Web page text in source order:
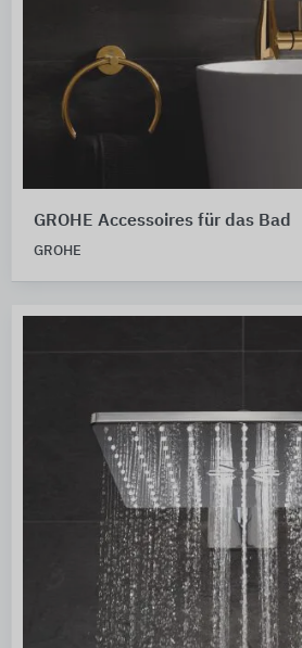
GROHE Accessoires für das Bad
GROHE